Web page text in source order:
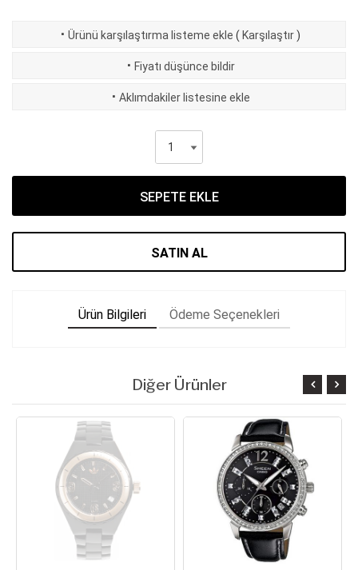
· Ürünü karşılaştırma listeme ekle ( Karşılaştır )
· Fiyatı düşünce bildir
· Aklımdakiler listesine ekle
SEPETE EKLE
SATIN AL
Ürün Bilgileri Ödeme Seçenekleri
Diğer Ürünler